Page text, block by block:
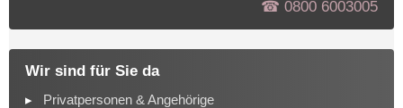
☎︎ 0800 6003005
Wir sind für Sie da
Privatpersonen & Angehörige